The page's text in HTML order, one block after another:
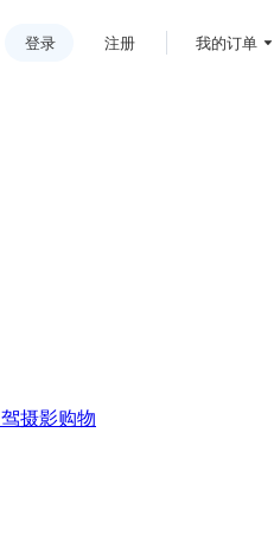
登录 注册 我的订单
摄影购物